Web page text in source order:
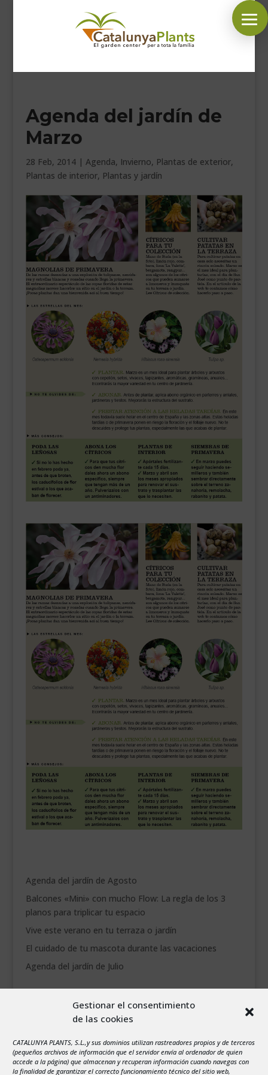
Gestionar el consentimiento
de las cookies
CATALUNYA PLANTS, S.L.,y sus dominios utilizan rastreadores propios y de terceros
(pequeños archivos de información que el servidor envía al ordenador de quien
accede a la página) que almacenan y recuperan información cuando navegas con
la finalidad de garantizar el correcto funcionamiento técnico del sitio web,
SÍGUENOS EN:
INICIO
PLANTAS
MASCOTAS
DECORACIÓN
HORARIO GARDEN
CONTACTAR
BLOG
___________________________
VEURE EN CATALÀ
Agenda del jardín de
Marzo
28 Feb, 2014| Agenda, Invierno, Plantas de exterior,
Plantas de interior, Plantas y jardín
Agenda del jardín de Agosto
Balcones «Mini» con mucho Flow: La regla de los 3
planos para triplicar tu espacio
Vive este verano en tu terraza o jardín
El cuidado de tu mascota durante las vacaciones
Agenda del jardín de Julio
X J V S
3
4 5 6 7 8
9
10
11 12 13 14 15
16